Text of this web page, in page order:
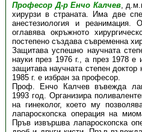
Професор Д-р Енчо Калчев,
хирурзи в страната. Има две
анестезиология и
оглавява окръжното
постепено създава съвременна
Защитава успешно научната
науки през 1976 г., а през 1978 е
защитава научната степен
1985 г. е избран за професор.
Проф. Енчо Калчев въвежда
1993 год. Организира
на гинеколог, което му
лапароскопска операция на
Пръв извършва лапароскопска